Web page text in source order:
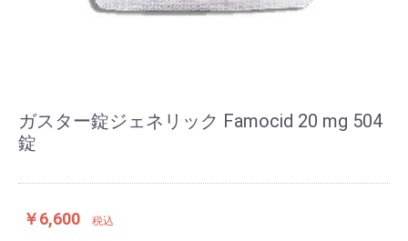
ガスター錠ジェネリック Famocid 20 mg 504
錠
￥6,600 税込